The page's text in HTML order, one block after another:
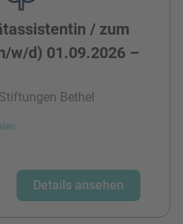
/ zum
w/d) 01.09.2026 –
Bethel
Details ansehen